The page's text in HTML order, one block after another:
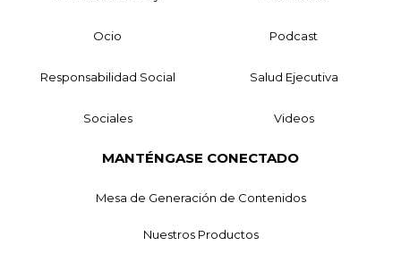
Ocio Podcast
Responsabilidad Social Salud Ejecutiva
Sociales Videos
MANTÉNGASE CONECTADO
Mesa de Generación de Contenidos
Nuestros Productos